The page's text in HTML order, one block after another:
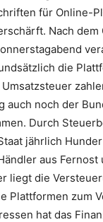
für Online-
Nach dem
die
auch noch der
Durch
jährlich
aus Fernost
liegt die
Plattformen zum
hat das